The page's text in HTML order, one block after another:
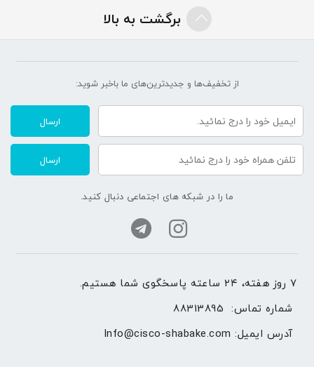
برگشت به بالا
از تخفیف‌ها و جدیدترین‌های ما‌ باخبر شوید:
ارسال
ارسال
ما را در شبکه های اجتماعی دنبال کنید.
۷ روز هفته، ۲۴ ساعته پاسخگوی شما هستیم.
شماره تماس: 88313895
آدرس ایمیل: Info@cisco-shabake.com